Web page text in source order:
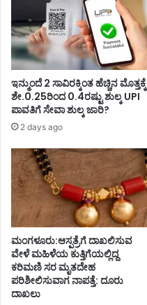
ಇನ್ಮುಂದೆ 2 ಸಾವಿರಕ್ಕಿಂತ ಹೆಚ್ಚಿನ ಮೊತ್ತಕ್ಕೆ
ಶೇ.0.25ರಿಂದ 0.4ರಷ್ಟು ಶುಲ್ಕ UPI
ಪಾವತಿಗೆ ಸೇವಾ ಶುಲ್ಕ ಜಾರಿ?
2 days ago
ಮಂಗಳೂರು:ಆಸ್ಪತ್ರೆಗೆ ದಾಖಲಿಸುವ
ವೇಳೆ ಮಹಿಳೆಯ ಕುತ್ತಿಗೆಯಲ್ಲಿದ್ದ
ಕರಿಮಣಿ ಸರ ಮೃತದೇಹ
ಪರಿಶೀಲಿಸುವಾಗ ನಾಪತ್ತೆ: ದೂರು
ದಾಖಲು